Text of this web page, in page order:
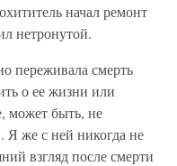
начал ремонт
нетронутой.
переживала смерть
о ее жизни или
может быть, не
Я же с ней никогда не
взгляд после смерти